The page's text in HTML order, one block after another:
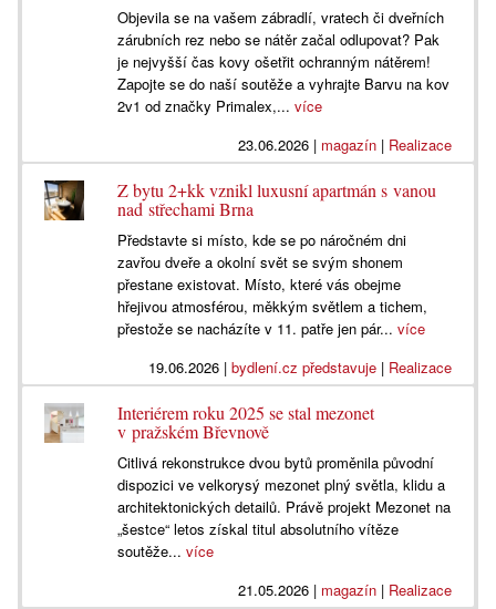
Objevila se na vašem zábradlí, vratech či dveřních
zárubních rez nebo se nátěr začal odlupovat? Pak
je nejvyšší čas kovy ošetřit ochranným nátěrem!
Zapojte se do naší soutěže a vyhrajte Barvu na kov
2v1 od značky Primalex,...více
23.06.2026| magazín| Realizace
Z bytu 2+kk vznikl luxusní apartmán s vanou
nad střechami Brna
Představte si místo, kde se po náročném dni
zavřou dveře a okolní svět se svým shonem
přestane existovat. Místo, které vás obejme
hřejivou atmosférou, měkkým světlem a tichem,
přestože se nacházíte v 11. patře jen pár...více
19.06.2026| bydlení.cz představuje| Realizace
Interiérem roku 2025 se stal mezonet
v pražském Břevnově
Citlivá rekonstrukce dvou bytů proměnila původní
dispozici ve velkorysý mezonet plný světla, klidu a
architektonických detailů. Právě projekt Mezonet na
„šestce“ letos získal titul absolutního vítěze
soutěže...více
21.05.2026| magazín| Realizace